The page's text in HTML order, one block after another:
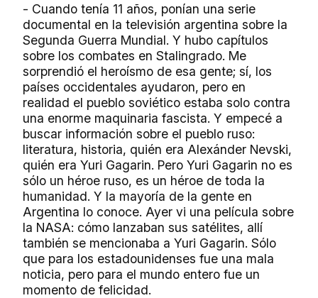
- Cuando tenía 11 años, ponían una serie
documental en la televisión argentina sobre la
Segunda Guerra Mundial. Y hubo capítulos
sobre los combates en Stalingrado. Me
sorprendió el heroísmo de esa gente; sí, los
países occidentales ayudaron, pero en
realidad el pueblo soviético estaba solo contra
una enorme maquinaria fascista. Y empecé a
buscar información sobre el pueblo ruso:
literatura, historia, quién era Alexánder Nevski,
quién era Yuri Gagarin. Pero Yuri Gagarin no es
sólo un héroe ruso, es un héroe de toda la
humanidad. Y la mayoría de la gente en
Argentina lo conoce. Ayer vi una película sobre
la NASA: cómo lanzaban sus satélites, allí
también se mencionaba a Yuri Gagarin. Sólo
que para los estadounidenses fue una mala
noticia, pero para el mundo entero fue un
momento de felicidad.